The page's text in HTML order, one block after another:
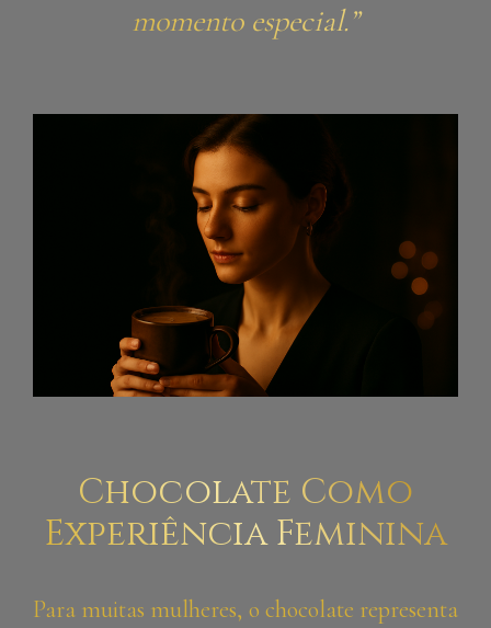
momento especial.”
Chocolate Como
Experiência Feminina
Para muitas mulheres, o chocolate representa